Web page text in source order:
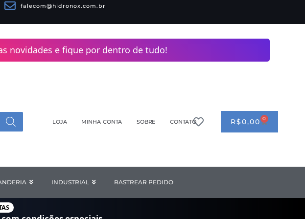
falecom@hidronox.com.br
novidades e fique por dentro de tudo!
LOJA MINHA CONTA SOBRE CONTATO R$0,00 0 CART
Open LAVANDERIA
INDUSTRIAL Open INDUSTRIAL
RASTREAR PEDIDO